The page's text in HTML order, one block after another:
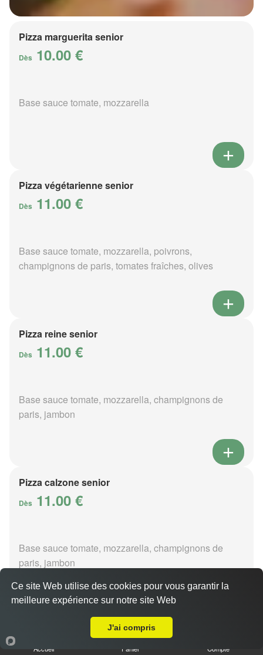
Pizza marguerita senior
Dès 10.00 €
Base sauce tomate, mozzarella
Pizza végétarienne senior
Dès 11.00 €
Base sauce tomate, mozzarella, poivrons,
champignons de paris, tomates fraîches, olives
Pizza reine senior
Dès 11.00 €
Base sauce tomate, mozzarella, champignons de
paris, jambon
Pizza calzone senior
Dès 11.00 €
Base sauce tomate, mozzarella, champignons de
paris, jambon
Pizza 4 fromages senior
11.00 €
Accueil Panier Compte
Ce site Web utilise des cookies pour vous garantir la
meilleure expérience sur notre site Web
J'ai compris